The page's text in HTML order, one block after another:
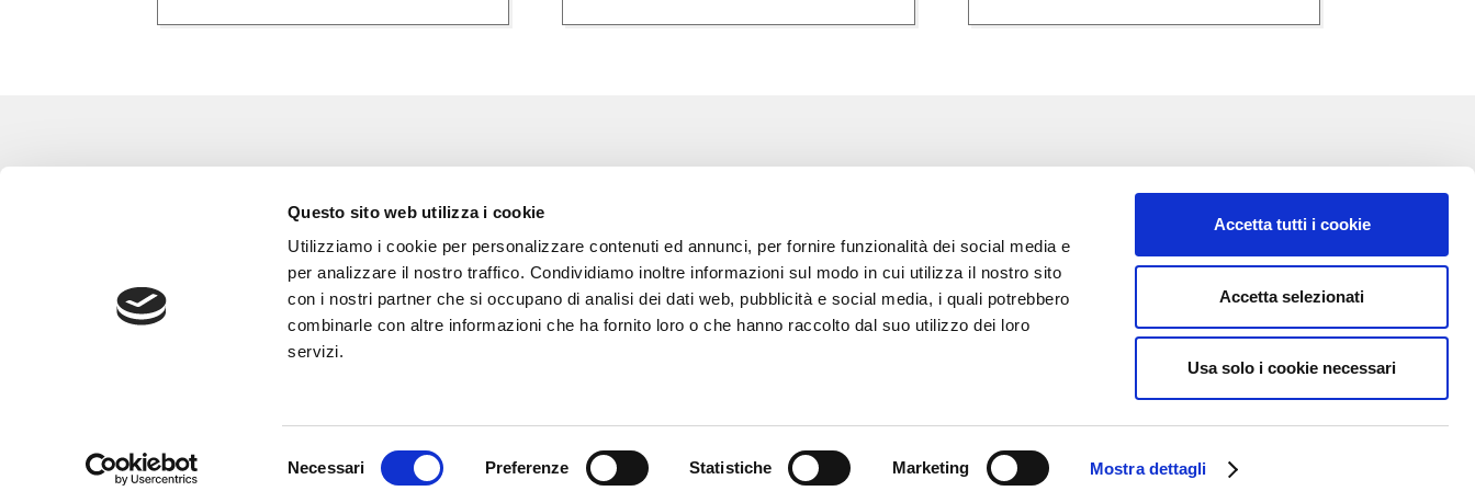
Questo sito web utilizza i cookie
Utilizziamo i cookie per personalizzare contenuti ed annunci, per fornire funzionalità dei social media e
per analizzare il nostro traffico. Condividiamo inoltre informazioni sul modo in cui utilizza il nostro sito
con i nostri partner che si occupano di analisi dei dati web, pubblicità e social media, i quali potrebbero
combinarle con altre informazioni che ha fornito loro o che hanno raccolto dal suo utilizzo dei loro
servizi.
Necessari Preferenze Statistiche Marketing Mostra dettagli
Accetta tutti i cookie
Accetta selezionati
Usa solo i cookie necessari
Corsi e Progetti culturali
Cookie policy
L’associazione
Gli amici di Go Wine
Area stampa
12051 Alba (Cn)
tel. +39 0173 364631
Codice fiscale e P.IVA: